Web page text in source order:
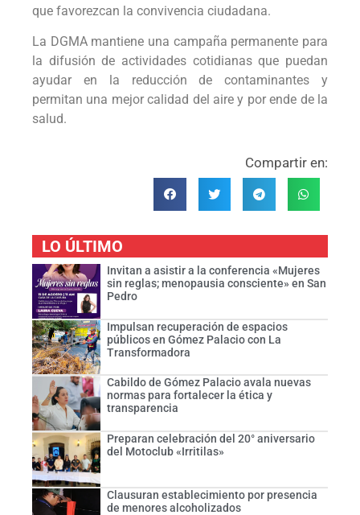
que favorezcan la convivencia ciudadana.
La DGMA mantiene una campaña permanente para
la difusión de actividades cotidianas que puedan
ayudar en la reducción de contaminantes y
permitan una mejor calidad del aire y por ende de la
salud.
Compartir en:
LO ÚLTIMO
Invitan a asistir a la conferencia «Mujeres
sin reglas; menopausia consciente» en San
Pedro
Impulsan recuperación de espacios
públicos en Gómez Palacio con La
Transformadora
Cabildo de Gómez Palacio avala nuevas
normas para fortalecer la ética y
transparencia
Preparan celebración del 20° aniversario
del Motoclub «Irritilas»
Clausuran establecimiento por presencia
de menores alcoholizados